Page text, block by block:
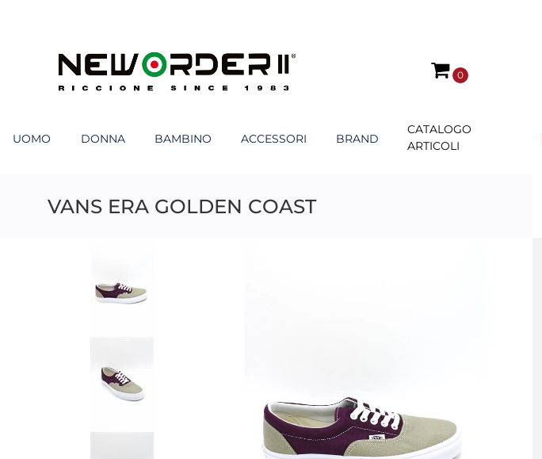
0
UOMO DONNA BAMBINO ACCESSORI BRAND
CATALOGO
ARTICOLI
VANS ERA GOLDEN COAST